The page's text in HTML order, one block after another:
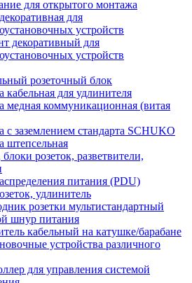
для открытого монтажа
для
устройств
декоративный для
устройств
розеточный блок
кабельная для удлинителя
медная коммуникационная (витая
с заземлением стандарта SCHUKO
штепсельная
розеток, разветвители,
питания (PDU)
удлинитель
розетки мультистандартный
шнур питания
кабельный на катушке/барабане
устройства различного
для управления системой